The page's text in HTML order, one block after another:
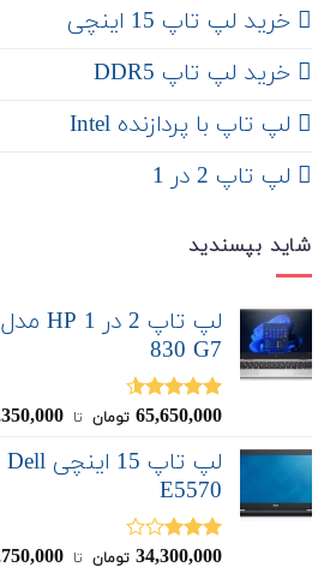
‌‌ خرید لپ تاپ 15 اینچی
خرید لپ تاپ DDR5
لپ تاپ با پردازنده Intel
لپ تاپ 2 در 1
شاید بپسندید
830 G7
نمره4.50
65,650,000 تومان ‌ تا ‌
E5570
نمره
34,300,000 تومان ‌ تا ‌